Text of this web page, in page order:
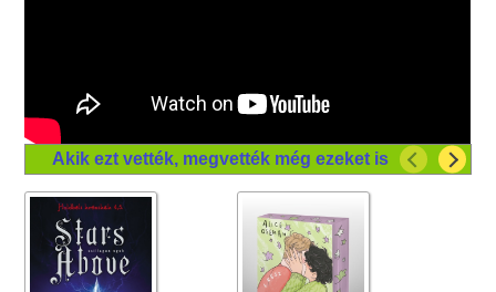
Akik ezt vették, megvették még ezeket is